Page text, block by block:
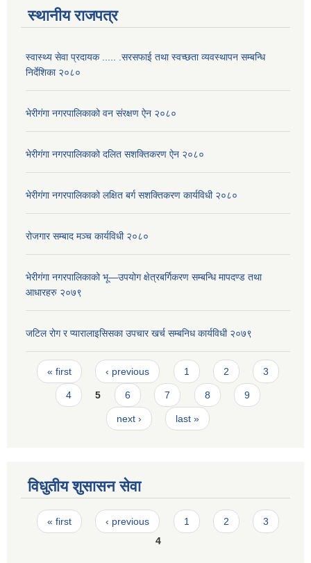
स्थानीय राजपत्र
स्वास्थ्य सेवा प्रदायक ..... .सरसफाई तथा स्वच्छता व्यवस्थापन सम्बन्धि
निर्देशिका २०८०
भेरीगंगा नगरपालिकाको वन संरक्षण ऐन २०८०
भेरीगंगा नगरपालिकाको दलित सशक्तिकरण ऐन २०८०
भेरीगंगा नगरपालिकाको लक्षित बर्ग सशक्तिकरण कार्यविधी २०८०
रोजगार सम्बाद मञ्च कार्यविधी २०८०
भेरीगंगा नगरपालिकाको भू—उपयोग क्षेत्रबर्गिकरण सम्बन्धि मापदण्ड तथा
आधारहरु २०७९
जटिल रोग र प्यारालाइसिसका उपचार खर्च सम्बनिध कार्यविधी २०७९
Pages
« first ‹ previous 1 2 3
4 5 6 7 8 9
next › last »
विधुतीय शुसासन सेवा
Pages
« first ‹ previous 1 2
3
4